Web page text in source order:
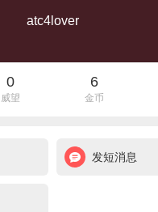
atc4lover
0
威望
6
金币
发短消息